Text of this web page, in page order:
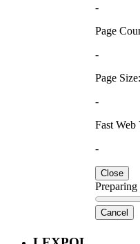
-
Page
-
Page Size:
-
Fast Web
-
Close
Cancel